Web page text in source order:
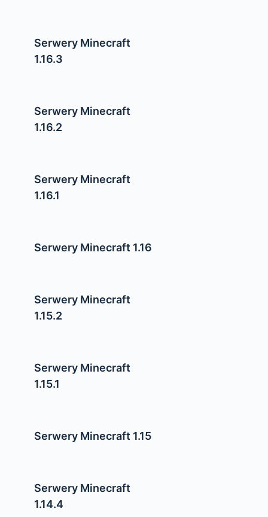
Serwery Minecraft
1.16.3
Serwery Minecraft
1.16.2
Serwery Minecraft
1.16.1
Serwery Minecraft 1.16
Serwery Minecraft
1.15.2
Serwery Minecraft
1.15.1
Serwery Minecraft 1.15
Serwery Minecraft
1.14.4